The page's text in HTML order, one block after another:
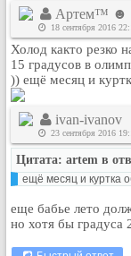
Медицина
Компьютер
Ещё
Пользователи /
Группы
Норм
Музыкальный
Видео архив
Дело
Организации
Объявления
Артем™ ☻
18 сентября 2016
Холод както резко
15 градусов в
)) ещё месяц и
ivan-ivanov
23 сентября 2016
Цитата: artem в
ещё месяц и куртка
еще бабье лето
но хотя бы градуса